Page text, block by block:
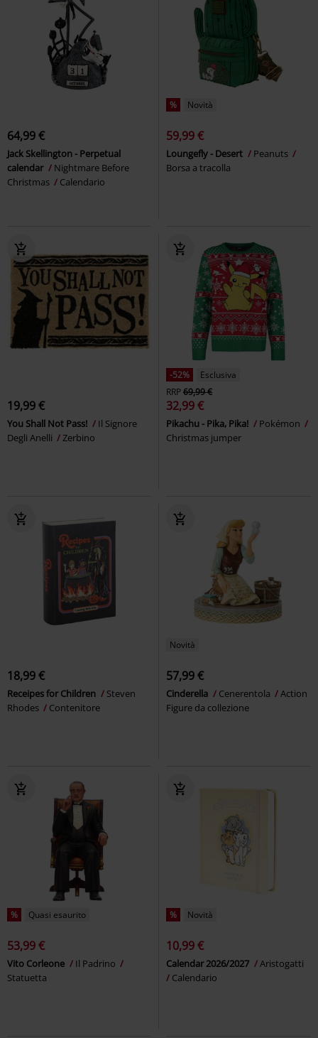
64,99 €
Jack Skellington - Perpetual
calendar
Nightmare Before
Christmas
Calendario
% Novità
59,99 €
Loungefly - Desert
Peanuts
Borsa a tracolla
19,99 €
You Shall Not Pass!
Il Signore
Degli Anelli
Zerbino
-52%
Esclusiva
RRP69,99 €
32,99 €
Pikachu - Pika, Pika!
Pokémon
Christmas jumper
18,99 €
Receipes for Children
Steven
Rhodes
Contenitore
Novità
57,99 €
Cinderella Cenerentola
Action
Figure da collezione
% Quasi esaurito
53,99 €
Vito Corleone
Il Padrino
Statuetta
% Novità
10,99 €
Calendar 2026/2027
Aristogatti
Calendario